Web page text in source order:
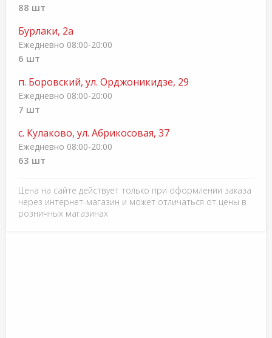
88 шт
Бурлаки, 2а
Ежедневно 08:00-20:00
6 шт
п. Боровский, ул. Орджоникидзе, 29
Ежедневно 08:00-20:00
7 шт
с. Кулаково, ул. Абрикосовая, 37
Ежедневно 08:00-20:00
63 шт
Цена на сайте действует только при оформлении заказа
через интернет-магазин и может отличаться от цены в
розничных магазинах